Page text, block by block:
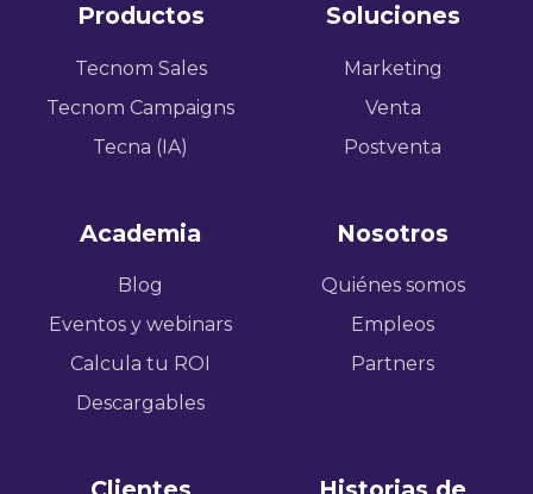
projects
Productos
Tecnom Sales
Tecnom Campaigns
Tecna (IA)
Soluciones
Marketing
Venta
Postventa
Academia
Blog
Eventos y webinars
Calcula tu ROI
Descargables
Nosotros
Quiénes somos
Empleos
Partners